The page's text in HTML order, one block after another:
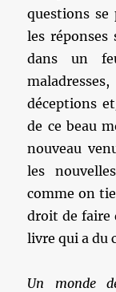
questions se
les réponses
dans un
déceptions
de ce beau
nouveau
les
comme on
droit de faire
livre qui a du
Un monde